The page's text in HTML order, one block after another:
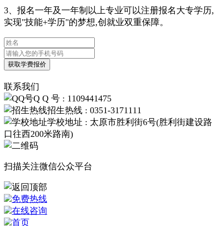
3、报名一年及一年制以上专业可以注册报名大专学历,
实现"技能+学历"的梦想,创就业双重保障。
联系我们
Q Q 号 : 1109441475
招生热线 : 0351-3171111
学校地址 : 太原市胜利街6号(胜利街建设路
口往西200米路南)
扫描关注微信公众平台
免费热线
在线咨询
首页